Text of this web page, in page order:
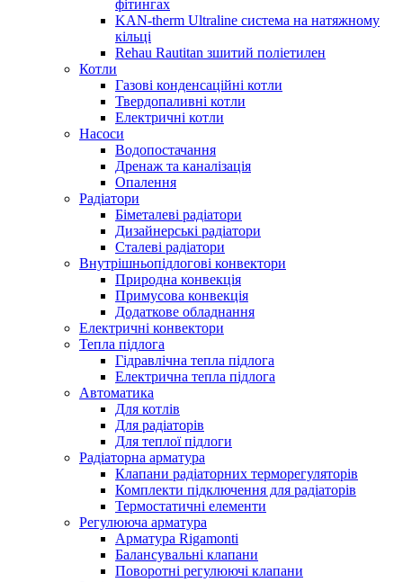
фітингах
KAN-therm Ultraline система на натяжному
кільці
Rehau Rautitan зшитий поліетилен
Котли
Газові конденсаційні котли
Твердопаливні котли
Електричні котли
Насоси
Водопостачання
Дренаж та каналізація
Опалення
Радіатори
Біметалеві радіатори
Дизайнерські радіатори
Сталеві радіатори
Внутрішньопідлогові конвектори
Природна конвекція
Примусова конвекція
Додаткове обладнання
Електричні конвектори
Тепла підлога
Гідравлічна тепла підлога
Електрична тепла підлога
Автоматика
Для котлів
Для радіаторів
Для теплої підлоги
Радіаторна арматура
Клапани радіаторних терморегуляторів
Комплекти підключення для радіаторів
Термостатичні елементи
Регулююча арматура
Арматура Rigamonti
Балансувальні клапани
Поворотні регулюючі клапани